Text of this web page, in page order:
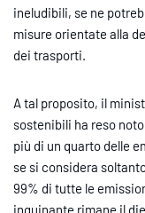
ineludibili, se ne
misure orientate alla
dei trasporti.
A tal proposito, il
sostenibili ha reso
più di un quarto delle
se si considera
99% di tutte le
inquinante rimane il